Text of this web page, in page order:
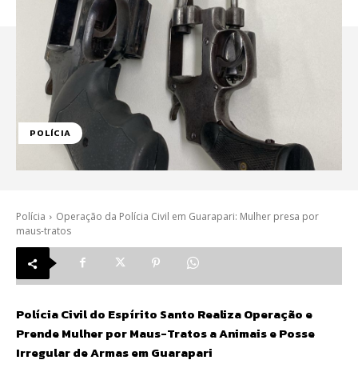
POLÍCIA
Polícia
Operação da Polícia Civil em Guarapari: Mulher presa por
maus-tratos
Polícia Civil do Espírito Santo Realiza Operação e
Prende Mulher por Maus-Tratos a Animais e Posse
Irregular de Armas em Guarapari